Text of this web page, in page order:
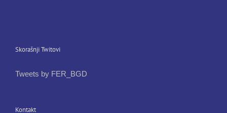
Skorašnji Twitovi
Tweets by FER_BGD
Kontakt